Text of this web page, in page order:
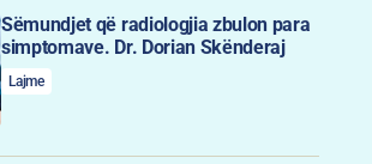
Sëmundjet që radiologjia zbulon para
simptomave. Dr. Dorian Skënderaj
Lajme